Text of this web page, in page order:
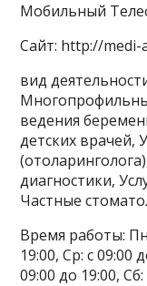
Мобильный
Сайт: http://medi-
вид
ведения
детских врачей,
диагностики,
Частные
Время работы:
19:00, Ср: с 09:00
09:00 до 19:00,